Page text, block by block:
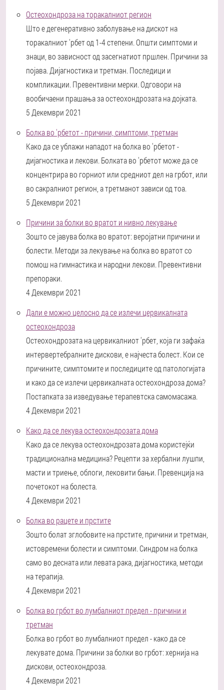
Остеохондроза на торакалниот регион
Што е дегенеративно заболување на дискот на
торакалниот 'рбет од 1-4 степени. Општи симптоми и
знаци, во зависност од засегнатиот пршлен. Причини за
појава. Дијагностика и третман. Последици и
компликации. Превентивни мерки. Одговори на
вообичаени прашања за остеохондрозата на дојката.
5 Декември 2021
Болка во 'рбетот - причини, симптоми, третман
Како да се ублажи нападот на болка во 'рбетот -
дијагностика и лекови. Болката во 'рбетот може да се
концентрира во горниот или средниот дел на грбот, или
во сакралниот регион, а третманот зависи од тоа.
5 Декември 2021
Причини за болки во вратот и нивно лекување
Зошто се јавува болка во вратот: веројатни причини и
болести. Методи за лекување на болка во вратот со
помош на гимнастика и народни лекови. Превентивни
препораки.
4 Декември 2021
Дали е можно целосно да се излечи цервикалната
остеохондроза
Остеохондрозата на цервикалниот 'рбет, која ги зафаќа
интервертебралните дискови, е најчеста болест. Кои се
причините, симптомите и последиците од патологијата
и како да се излечи цервикалната остеохондроза дома?
Постапката за изведување терапевтска самомасажа.
4 Декември 2021
Како да се лекува остеохондрозата дома
Како да се лекува остеохондрозата дома користејќи
традиционална медицина? Рецепти за хербални лушпи,
масти и триење, облоги, лековити бањи. Превенција на
почетокот на болеста.
4 Декември 2021
Болка во рацете и прстите
Зошто болат зглобовите на прстите, причини и третман,
истовремени болести и симптоми. Синдром на болка
само во десната или левата рака, дијагностика, методи
на терапија.
4 Декември 2021
Болка во грбот во лумбалниот предел - причини и
третман
Болка во грбот во лумбалниот предел - како да се
лекувате дома. Причини за болки во грбот: хернија на
дискови, остеохондроза.
4 Декември 2021